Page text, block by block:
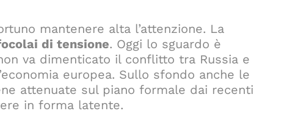
mantenere alta l’attenzione. La
di tensione. Oggi lo sguardo è
va dimenticato il conflitto tra Russia e
europea. Sullo sfondo anche le
attenuate sul piano formale dai recenti
in forma latente.